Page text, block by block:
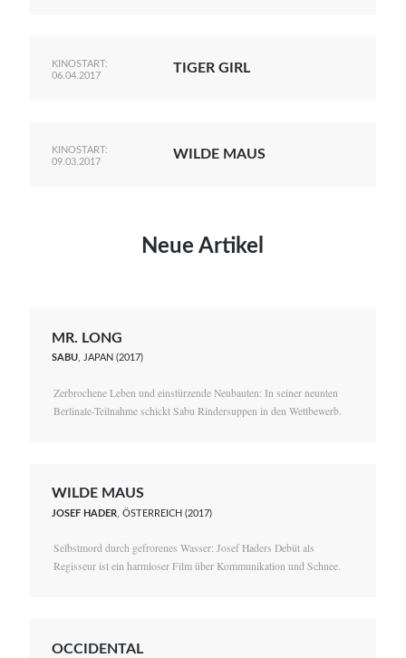
KINOSTART:
06.04.2017
TIGER GIRL
KINOSTART:
09.03.2017
WILDE MAUS
Neue Artikel
MR. LONG
SABU, JAPAN (2017)
Zerbrochene Leben und einstürzende Neubauten: In seiner neunten
Berlinale-Teilnahme schickt Sabu Rindersuppen in den Wettbewerb.
WILDE MAUS
JOSEF HADER , ÖSTERREICH (2017)
Selbstmord durch gefrorenes Wasser: Josef Haders Debüt als
Regisseur ist ein harmloser Film über Kommunikation und Schnee.
OCCIDENTAL